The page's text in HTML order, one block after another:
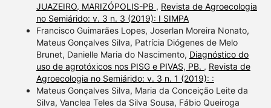
JUAZEIRO, MARIZÓPOLIS-PB , Revista de Agroecologia
no Semiárido: v. 3 n. 3 (2019): I SIMPA
Francisco Guimarães Lopes, Joserlan Moreira Nonato,
Mateus Gonçalves Silva, Patrícia Diógenes de Melo
Brunet, Danielle Maria do Nascimento, Diagnóstico do
uso de agrotóxicos nos PISG e PIVAS, PB. , Revista de
Agroecologia no Semiárido: v. 3 n. 1 (2019): :
Mateus Gonçalves Silva, Maria da Conceição Leite da
Silva, Vanclea Teles da Silva Sousa, Fábio Queiroga